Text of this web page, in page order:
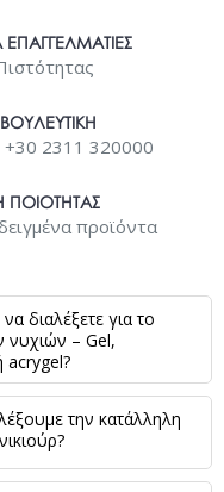
ΕΠΑΓΓΕΛΜΑΤΙΕΣ
+30 2311 320000
ΠΟΙΟΤΗΤΑΣ
προϊόντα
διαλέξετε για το
νυχιών – Gel,
acrygel?
την κατάλληλη